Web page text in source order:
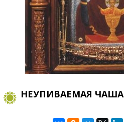
​НЕУПИВАЕМАЯ ЧАША